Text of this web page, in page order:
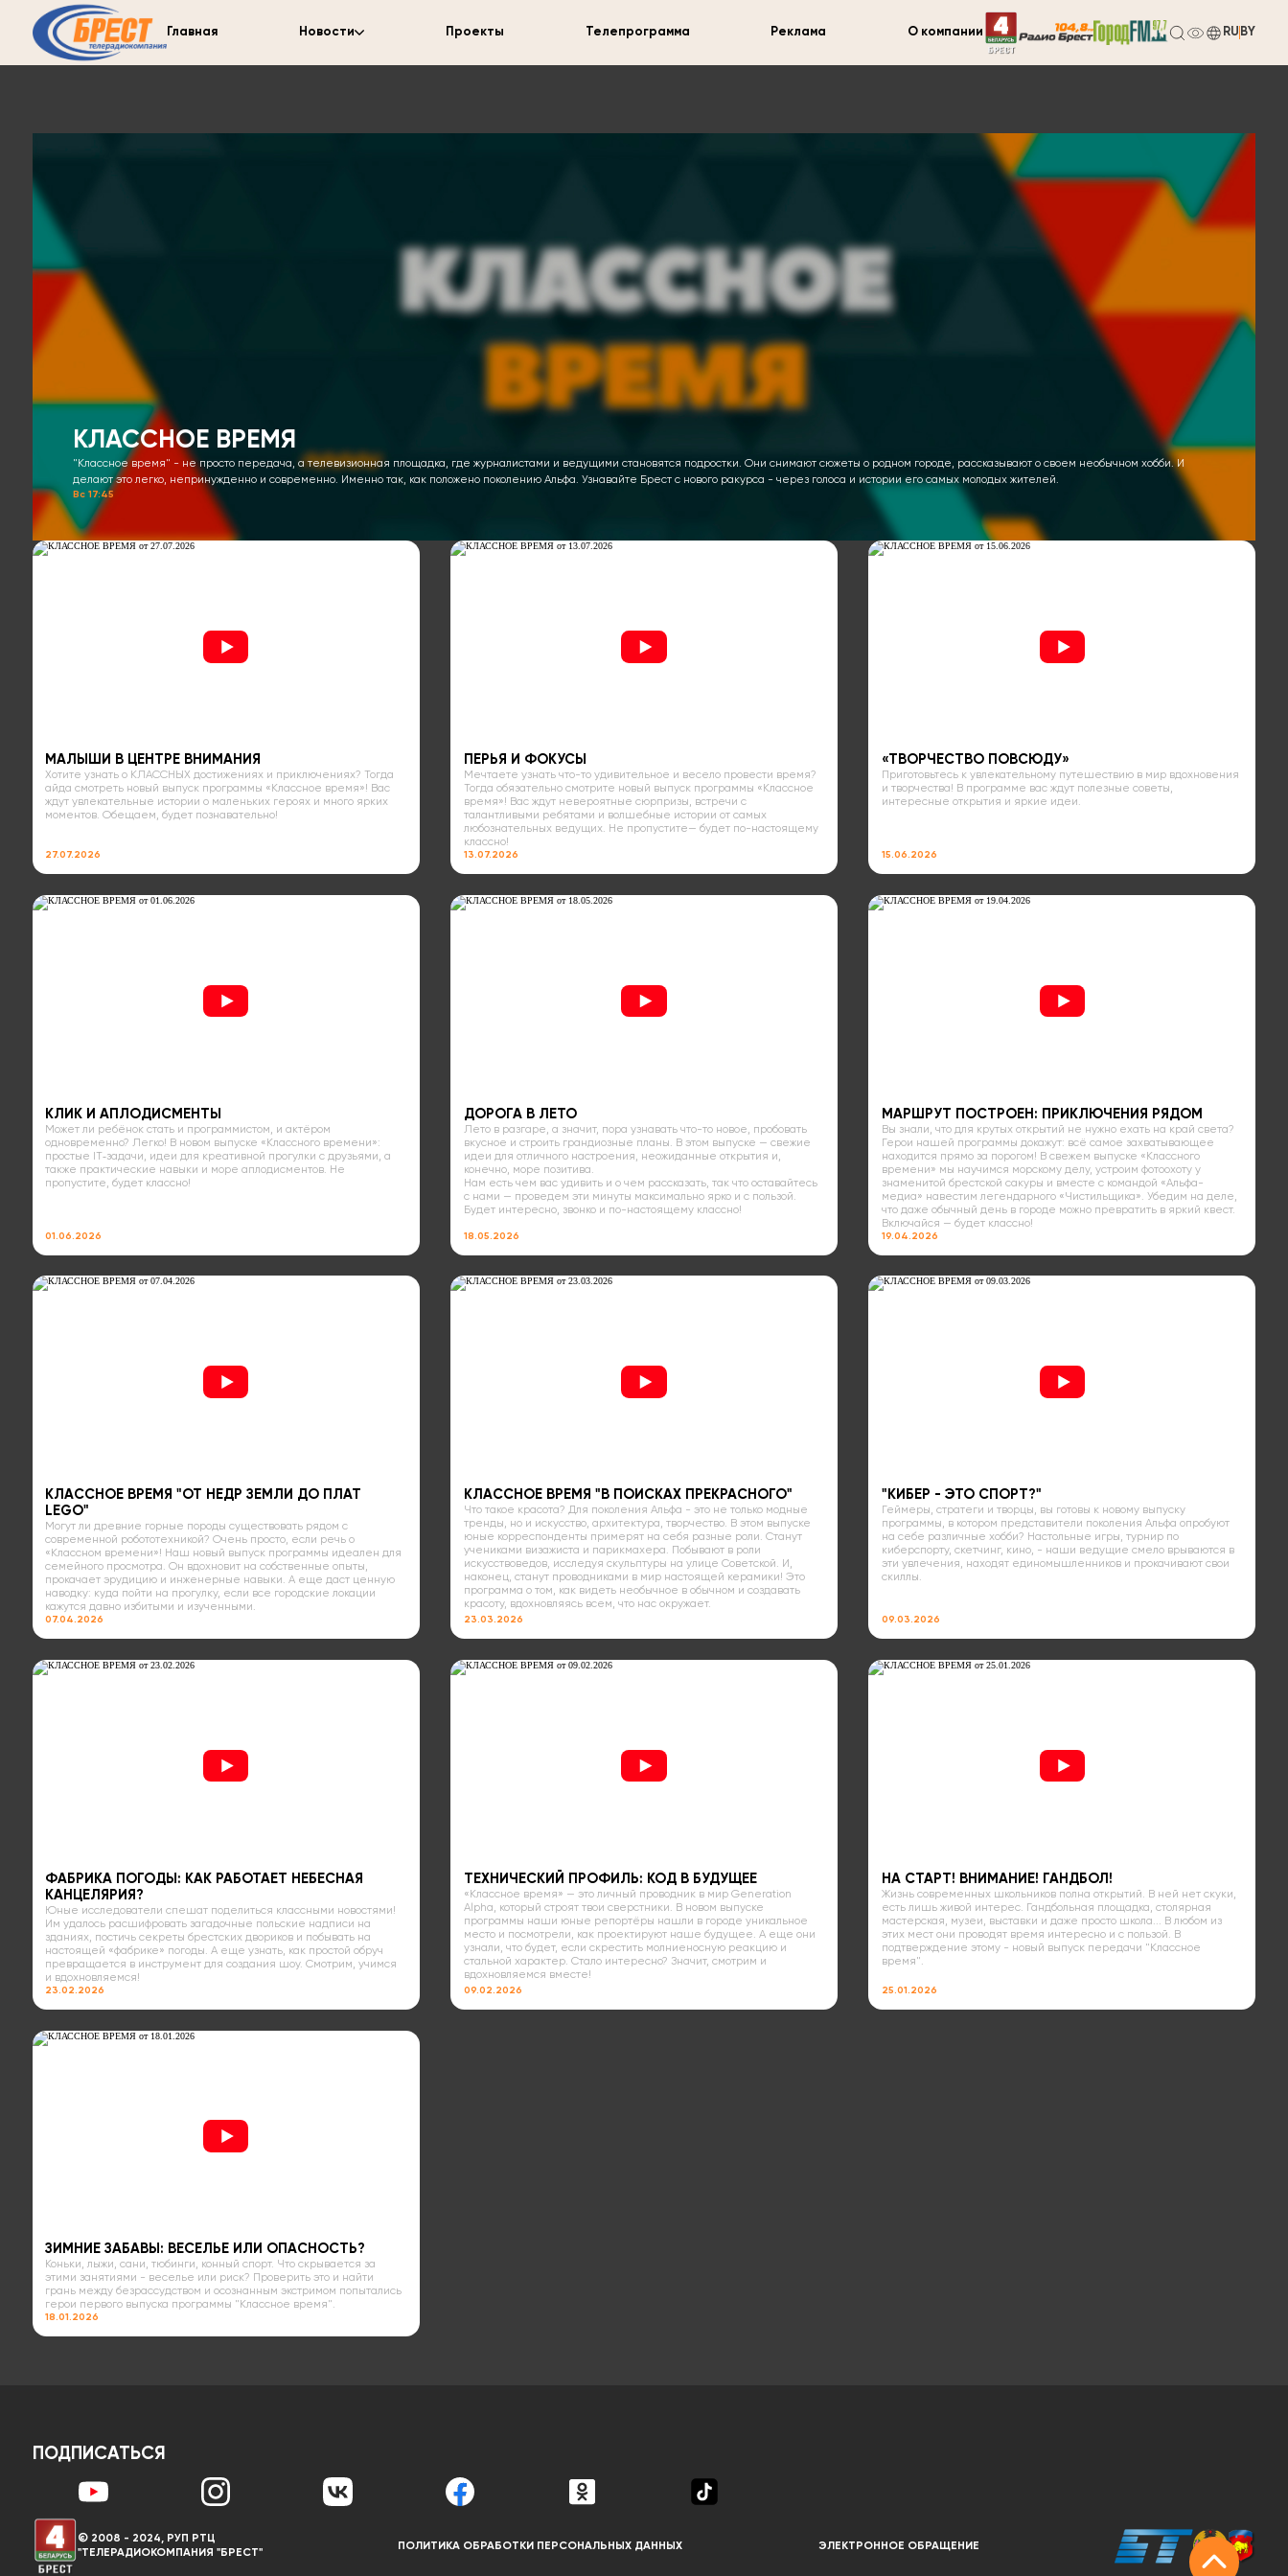
Главная Новости Проекты Телепрограмма Реклама О компании RU BY
КЛАССНОЕ ВРЕМЯ
"Классное время" - не просто передача, а телевизионная площадка, где журналистами и ведущими становятся подростки. Они снимают сюжеты о родном городе, рассказывают о своем необычном хобби. И
делают это легко, непринужденно и современно. Именно так, как положено поколению Альфа. Узнавайте Брест с нового ракурса - через голоса и истории его самых молодых жителей.
Вс 17:45
МАЛЫШИ В ЦЕНТРЕ ВНИМАНИЯ
Хотите узнать о КЛАССНЫХ достижениях и приключениях? Тогда
айда смотреть новый выпуск программы «Классное время»! Вас
ждут увлекательные истории о маленьких героях и много ярких
моментов. Обещаем, будет познавательно!
27.07.2026
ПЕРЬЯ И ФОКУСЫ
Мечтаете узнать что-то удивительное и весело провести время?
Тогда обязательно смотрите новый выпуск программы «Классное
время»! Вас ждут невероятные сюрпризы, встречи с
талантливыми ребятами и волшебные истории от самых
любознательных ведущих. Не пропустите— будет по-настоящему
классно!
13.07.2026
«ТВОРЧЕСТВО ПОВСЮДУ»
Приготовьтесь к увлекательному путешествию в мир вдохновения
и творчества! В программе вас ждут полезные советы,
интересные открытия и яркие идеи.
15.06.2026
КЛИК И АПЛОДИСМЕНТЫ
Может ли ребёнок стать и программистом, и актёром
одновременно? Легко! В новом выпуске «Классного времени»:
простые IT‑задачи, идеи для креативной прогулки с друзьями, а
также практические навыки и море аплодисментов. Не
пропустите, будет классно!
01.06.2026
ДОРОГА В ЛЕТО
Лето в разгаре, а значит, пора узнавать что-то новое, пробовать
вкусное и строить грандиозные планы. В этом выпуске — свежие
идеи для отличного настроения, неожиданные открытия и,
конечно, море позитива.
Нам есть чем вас удивить и о чем рассказать, так что оставайтесь
с нами — проведем эти минуты максимально ярко и с пользой.
Будет интересно, звонко и по-настоящему классно!
18.05.2026
МАРШРУТ ПОСТРОЕН: ПРИКЛЮЧЕНИЯ РЯДОМ
Вы знали, что для крутых открытий не нужно ехать на край света?
Герои нашей программы докажут: всё самое захватывающее
находится прямо за порогом! В свежем выпуске «Классного
времени» мы научимся морскому делу, устроим фотоохоту у
знаменитой брестской сакуры и вместе с командой «Альфа-
медиа» навестим легендарного «Чистильщика». Убедим на деле,
что даже обычный день в городе можно превратить в яркий квест.
Включайся — будет классно!
19.04.2026
КЛАССНОЕ ВРЕМЯ "ОТ НЕДР ЗЕМЛИ ДО ПЛАТ
LEGO"
Могут ли древние горные породы существовать рядом с
современной робототехникой? Очень просто, если речь о
«Классном времени»! Наш новый выпуск программы идеален для
семейного просмотра. Он вдохновит на собственные опыты,
прокачает эрудицию и инженерные навыки. А еще даст ценную
наводку: куда пойти на прогулку, если все городские локации
кажутся давно избитыми и изученными.
07.04.2026
КЛАССНОЕ ВРЕМЯ "В ПОИСКАХ ПРЕКРАСНОГО"
Что такое красота? Для поколения Альфа - это не только модные
тренды, но и искусство, архитектура, творчество. В этом выпуске
юные корреспонденты примерят на себя разные роли. Станут
учениками визажиста и парикмахера. Побывают в роли
искусствоведов, исследуя скульптуры на улице Советской. И,
наконец, станут проводниками в мир настоящей керамики! Это
программа о том, как видеть необычное в обычном и создавать
красоту, вдохновляясь всем, что нас окружает.
23.03.2026
"КИБЕР - ЭТО СПОРТ?"
Геймеры, стратеги и творцы, вы готовы к новому выпуску
программы, в котором представители поколения Альфа опробуют
на себе различные хобби? Настольные игры, турнир по
киберспорту, скетчинг, кино, - наши ведущие смело врываются в
эти увлечения, находят единомышленников и прокачивают свои
скиллы.
09.03.2026
ФАБРИКА ПОГОДЫ: КАК РАБОТАЕТ НЕБЕСНАЯ
КАНЦЕЛЯРИЯ?
Юные исследователи спешат поделиться классными новостями!
Им удалось расшифровать загадочные польские надписи на
зданиях, постичь секреты брестских двориков и побывать на
настоящей «фабрике» погоды. А еще узнать, как простой обруч
превращается в инструмент для создания шоу. Смотрим, учимся
и вдохновляемся!
23.02.2026
ТЕХНИЧЕСКИЙ ПРОФИЛЬ: КОД В БУДУЩЕЕ
«Классное время» — это личный проводник в мир Generation
Alpha, который строят твои сверстники. В новом выпуске
программы наши юные репортёры нашли в городе уникальное
место и посмотрели, как проектируют наше будущее. А еще они
узнали, что будет, если скрестить молниеносную реакцию и
стальной характер. Стало интересно? Значит, смотрим и
вдохновляемся вместе!
09.02.2026
НА СТАРТ! ВНИМАНИЕ! ГАНДБОЛ!
Жизнь современных школьников полна открытий. В ней нет скуки,
есть лишь живой интерес. Гандбольная площадка, столярная
мастерская, музеи, выставки и даже просто школа... В любом из
этих мест они проводят время интересно и с пользой. В
подтверждение этому - новый выпуск передачи "Классное
время".
25.01.2026
ЗИМНИЕ ЗАБАВЫ: ВЕСЕЛЬЕ ИЛИ ОПАСНОСТЬ?
Коньки, лыжи, сани, тюбинги, конный спорт. Что скрывается за
этими занятиями - веселье или риск? Проверить это и найти
грань между безрассудством и осознанным экстримом попытались
герои первого выпуска программы "Классное время".
18.01.2026
ПОДПИСАТЬСЯ
© 2008 - 2024, РУП РТЦ
"ТЕЛЕРАДИОКОМПАНИЯ "БРЕСТ"
ПОЛИТИКА ОБРАБОТКИ ПЕРСОНАЛЬНЫХ ДАННЫХ ЭЛЕКТРОННОЕ ОБРАЩЕНИЕ